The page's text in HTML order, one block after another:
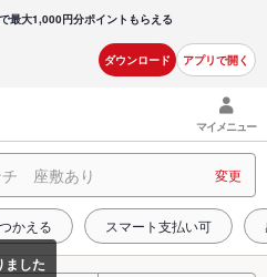
最大1,000円分ポイントもらえる
ダウンロード アプリで開く
マイメニュー
座敷あり 変更
かえる スマート支払い可